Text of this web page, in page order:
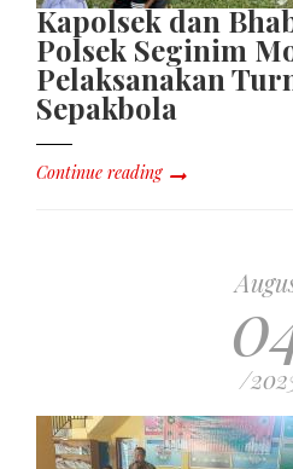
Kapolsek dan
Polsek Seginim
Pelaksanakan
Sepakbola
Continue reading
/